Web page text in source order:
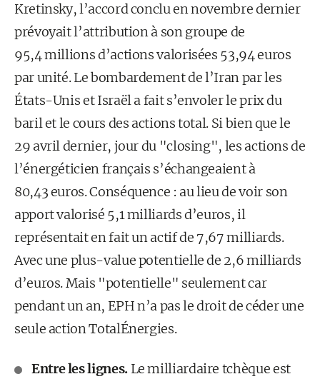
Kretinsky, l’accord conclu en novembre dernier
prévoyait l’attribution à son groupe de
95,4 millions d’actions valorisées 53,94 euros
par unité. Le bombardement de l’Iran par les
États-Unis et Israël a fait s’envoler le prix du
baril et le cours des actions total. Si bien que le
29 avril dernier, jour du "closing", les actions de
l’énergéticien français s’échangeaient à
80,43 euros. Conséquence : au lieu de voir son
apport valorisé 5,1 milliards d’euros, il
représentait en fait un actif de 7,67 milliards.
Avec une plus-value potentielle de 2,6 milliards
d’euros. Mais "potentielle" seulement car
pendant un an, EPH n’a pas le droit de céder une
seule action TotalÉnergies.
Entre les lignes.Le milliardaire tchèque est